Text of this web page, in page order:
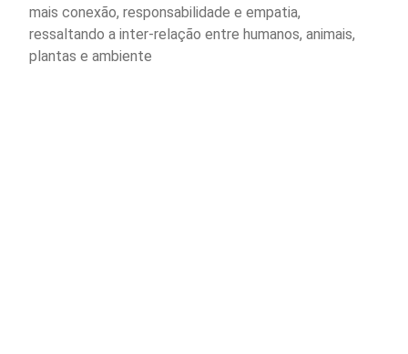
mais conexão, responsabilidade e empatia,
ressaltando a inter-relação entre humanos, animais,
plantas e ambiente